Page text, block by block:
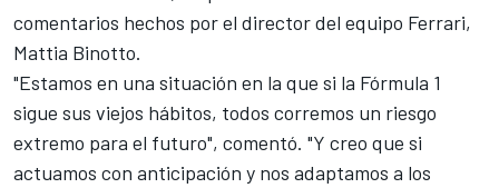
comentarios hechos por el director del equipo Ferrari,
Mattia Binotto.
"Estamos en una situación en la que si la Fórmula 1
sigue sus viejos hábitos, todos corremos un riesgo
extremo para el futuro", comentó. "Y creo que si
actuamos con anticipación y nos adaptamos a los